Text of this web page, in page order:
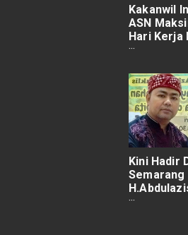
Kakanwil
ASN
Hari Kerja
Bali Masuki
Kini Hadir
Semarang
Pembesar